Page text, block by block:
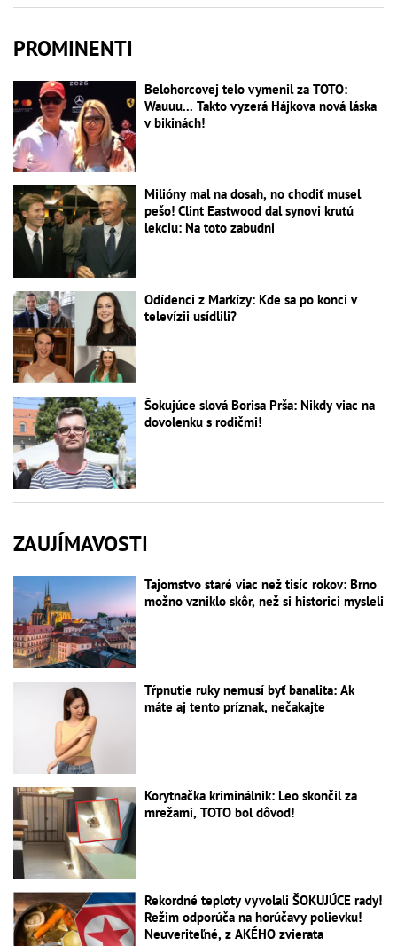
PROMINENTI
Belohorcovej telo vymenil za TOTO:
Wauuu... Takto vyzerá Hájkova nová láska
v bikinách!
Milióny mal na dosah, no chodiť musel
pešo! Clint Eastwood dal synovi krutú
lekciu: Na toto zabudni
Odídenci z Markízy: Kde sa po konci v
televízii usídlili?
Šokujúce slová Borisa Prša: Nikdy viac na
dovolenku s rodičmi!
ZAUJÍMAVOSTI
Tajomstvo staré viac než tisíc rokov: Brno
možno vzniklo skôr, než si historici mysleli
Tŕpnutie ruky nemusí byť banalita: Ak
máte aj tento príznak, nečakajte
Korytnačka kriminálnik: Leo skončil za
mrežami, TOTO bol dôvod!
Rekordné teploty vyvolali ŠOKUJÚCE rady!
Režim odporúča na horúčavy polievku!
Neuveriteľné, z AKÉHO zvierata